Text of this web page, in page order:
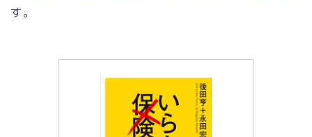
す。